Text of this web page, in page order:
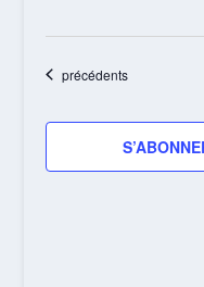
Évènements
précédents